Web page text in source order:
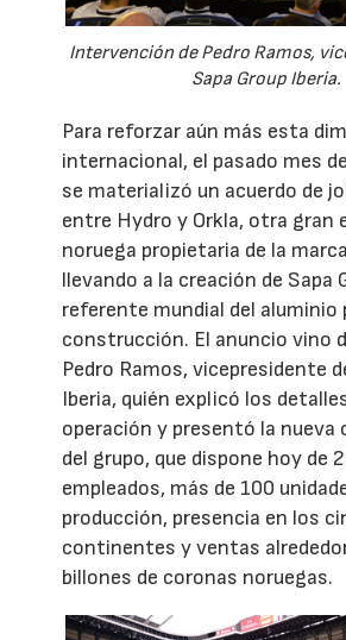
Intervención de Pedro Ramos,
Sapa Group Iberia.
Para reforzar aún más esta
internacional, el pasado mes
se materializó un acuerdo de
entre Hydro y Orkla, otra gran
noruega propietaria de la
llevando a la creación de Sapa
referente mundial del aluminio
construcción. El anuncio vino
Pedro Ramos, vicepresidente
Iberia, quién explicó los
operación y presentó la nueva
del grupo, que dispone hoy de
empleados, más de 100
producción, presencia en los
continentes y ventas
billones de coronas noruegas.